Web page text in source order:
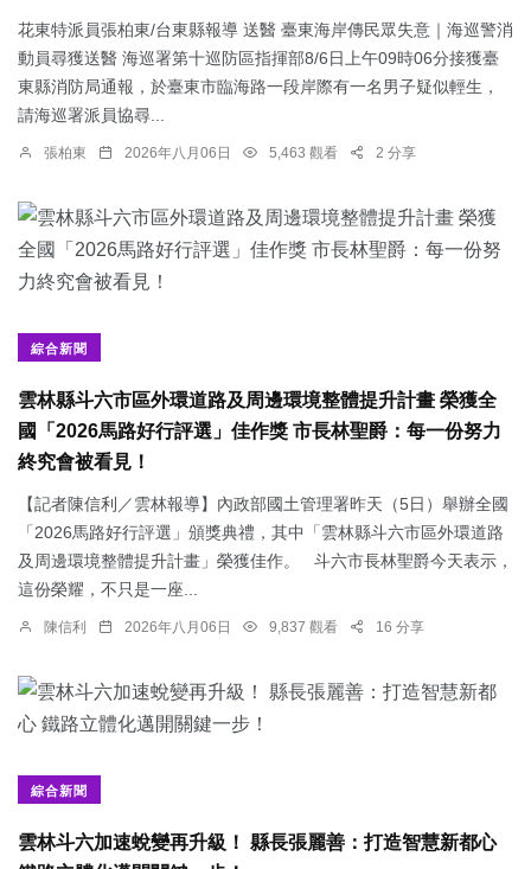
花東特派員張柏東/台東縣報導 送醫 臺東海岸傳民眾失意｜海巡警消
動員尋獲送醫 海巡署第十巡防區指揮部8/6日上午09時06分接獲臺
東縣消防局通報，於臺東市臨海路一段岸際有一名男子疑似輕生，
請海巡署派員協尋...
張柏東 2026年八月06日 5,463 觀看 2 分享
綜合新聞
雲林縣斗六市區外環道路及周邊環境整體提升計畫 榮獲全
國「2026馬路好行評選」佳作獎 市長林聖爵：每一份努力
終究會被看見！
【記者陳信利／雲林報導】內政部國土管理署昨天（5日）舉辦全國
「2026馬路好行評選」頒獎典禮，其中「雲林縣斗六市區外環道路
及周邊環境整體提升計畫」榮獲佳作。 斗六市長林聖爵今天表示，
這份榮耀，不只是一座...
陳信利 2026年八月06日 9,837 觀看 16 分享
綜合新聞
雲林斗六加速蛻變再升級！ 縣長張麗善：打造智慧新都心